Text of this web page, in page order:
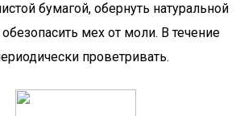
бумагой, обернуть натуральной
мех от моли. В течение
проветривать.